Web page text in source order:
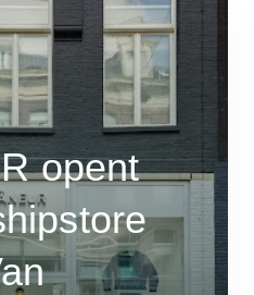
opent